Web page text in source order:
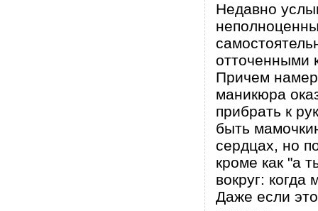
Недавно
отточенными
Причем
маникюра
прибрать к
быть
сердцах, но
кроме как "а
вокруг:
Даже если